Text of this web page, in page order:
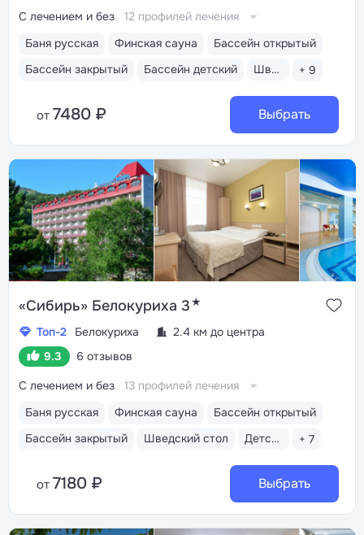
Баня русская Финская сауна
Бассейн открытый
Бассейн закрытый
Бассейн детский Шведский стол + 9
С лечением и без 12 профилей лечения
от 7480 ₽ Выбрать
«Сибирь» Белокуриха 3★
Топ-2 Белокуриха
2.4 км до центра
9.3
6 отзывов
Баня русская Финская сауна
Бассейн открытый
Бассейн закрытый
Шведский стол Детская комната + 7
С лечением и без 13 профилей лечения
от 7180 ₽ Выбрать